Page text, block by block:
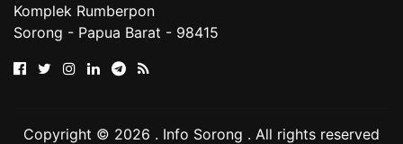
Komplek Rumberpon
Sorong - Papua Barat - 98415
Copyright © 2026 . Info Sorong . All rights reserved